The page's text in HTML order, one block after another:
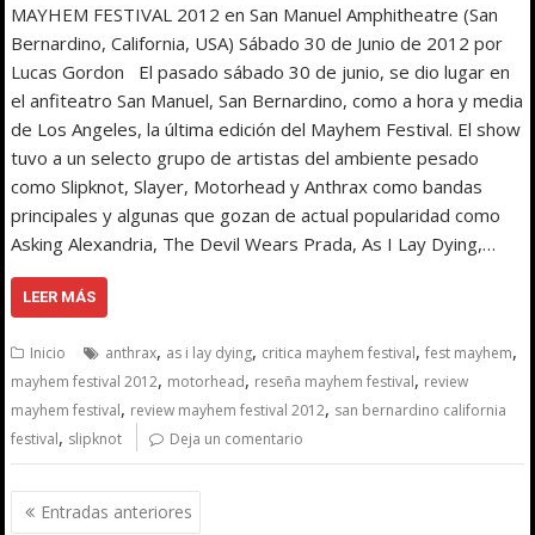
MAYHEM FESTIVAL 2012 en San Manuel Amphitheatre (San
Bernardino, California, USA) Sábado 30 de Junio de 2012 por
Lucas Gordon El pasado sábado 30 de junio, se dio lugar en
el anfiteatro San Manuel, San Bernardino, como a hora y media
de Los Angeles, la última edición del Mayhem Festival. El show
tuvo a un selecto grupo de artistas del ambiente pesado
como Slipknot, Slayer, Motorhead y Anthrax como bandas
principales y algunas que gozan de actual popularidad como
Asking Alexandria, The Devil Wears Prada, As I Lay Dying,…
LEER MÁS
Inicio anthrax, as i lay dying, critica mayhem festival,fest mayhem,
mayhem festival 2012, motorhead, reseña mayhem festival, review
mayhem festival, review mayhem festival 2012, san bernardino california
festival, slipknot Deja un comentario
Navegación
Entradas anteriores